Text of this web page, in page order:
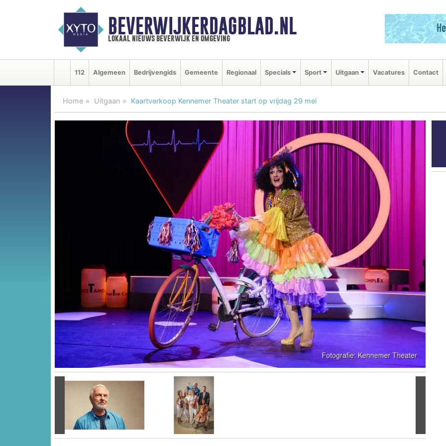
BEVERWIJKERDAGBLAD.NL
lokaal nieuws beverwijk en omgeving
112 Algemeen Bedrijvengids Gemeente Regionaal Specials Sport Uitgaan Vacatures Contact
Home Uitgaan Kaartverkoop Kennemer Theater start op vrijdag 29 mei